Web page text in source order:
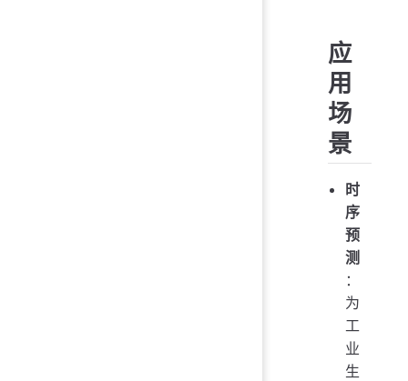
应
用
场
景
时
序
预
测
：
为
工
业
生